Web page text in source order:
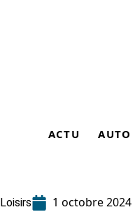
ACTU AUTO
Loisirs 1 octobre 2024